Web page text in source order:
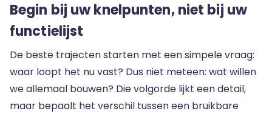
Begin bij uw knelpunten, niet bij uw
functielijst
De beste trajecten starten met een simpele vraag:
waar loopt het nu vast? Dus niet meteen: wat willen
we allemaal bouwen? Die volgorde lijkt een detail,
maar bepaalt het verschil tussen een bruikbare